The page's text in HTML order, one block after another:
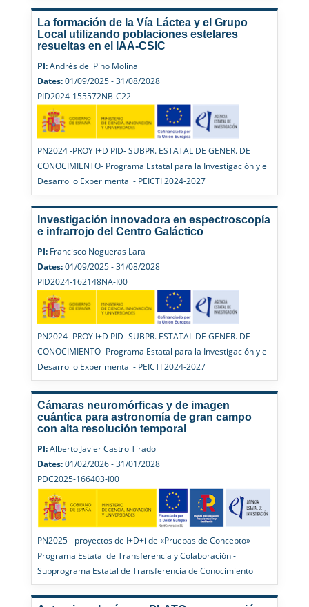
La formación de la Vía Láctea y el Grupo
Local utilizando poblaciones estelares
resueltas en el IAA-CSIC
PI:Andrés del Pino Molina
Dates:01/09/2025 - 31/08/2028
PID2024-155572NB-C22
PN2024 -PROY I+D PID- SUBPR. ESTATAL DE GENER. DE
CONOCIMIENTO- Programa Estatal para la Investigación y el
Desarrollo Experimental - PEICTI 2024-2027
Investigación innovadora en espectroscopía
e infrarrojo del Centro Galáctico
PI:Francisco Nogueras Lara
Dates:01/09/2025 - 31/08/2028
PID2024-162148NA-I00
PN2024 -PROY I+D PID- SUBPR. ESTATAL DE GENER. DE
CONOCIMIENTO- Programa Estatal para la Investigación y el
Desarrollo Experimental - PEICTI 2024-2027
Cámaras neuromórficas y de imagen
cuántica para astronomía de gran campo
con alta resolución temporal
PI:Alberto Javier Castro Tirado
Dates:01/02/2026 - 31/01/2028
PDC2025-166403-I00
PN2025 - proyectos de I+D+i de «Pruebas de Concepto»
Programa Estatal de Transferencia y Colaboración -
Subprograma Estatal de Transferencia de Conocimiento